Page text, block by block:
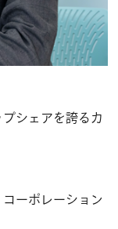
シェアを誇るカ
ーポレーション